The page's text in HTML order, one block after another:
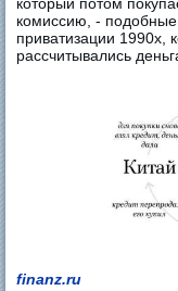
который потом
комиссию, -
приватизации 1990х,
рассчитывались
finanz.ru